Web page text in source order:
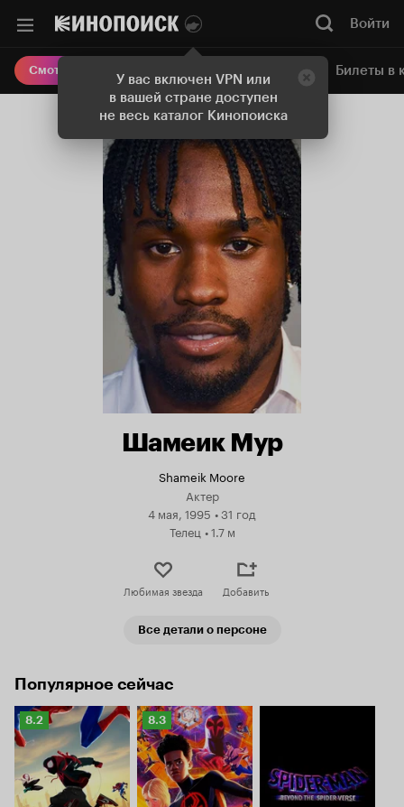
У вас включен VPN или
в вашей стране доступен
не весь каталог Кинопоиска
Войти
Смотреть кино Онлайн-кинотеатр Билеты в
Шамеик Мур
Shameik Moore
Актер
4 мая, 1995 •31 год
Телец •1.7 м
Любимая звезда Добавить
Все детали о персоне
Популярное сейчас
Рейтинг
Кинопоиска
8.2
8.2
Рейтинг
Кинопоиска
8.3
8.3